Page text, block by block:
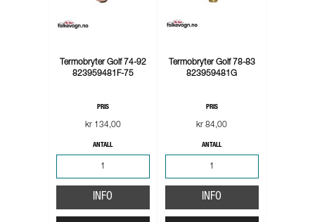
Termobryter Golf 74-92
823959481F-75
PRIS
kr 134,00
ANTALL
INFO
Termobryter Golf 78-83
823959481G
PRIS
kr 84,00
ANTALL
INFO